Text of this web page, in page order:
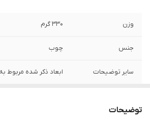
وزن 330 گرم
جنس چوب
سایر توضیحات ابعاد ذکر شده مربوط
توضیحات